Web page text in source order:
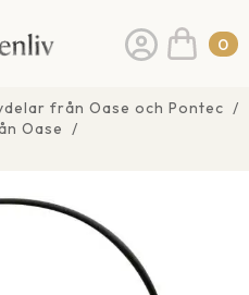
0
från Oase och Pontec
Oase